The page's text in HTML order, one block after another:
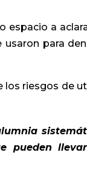
a
para
los riesgos de
pueden